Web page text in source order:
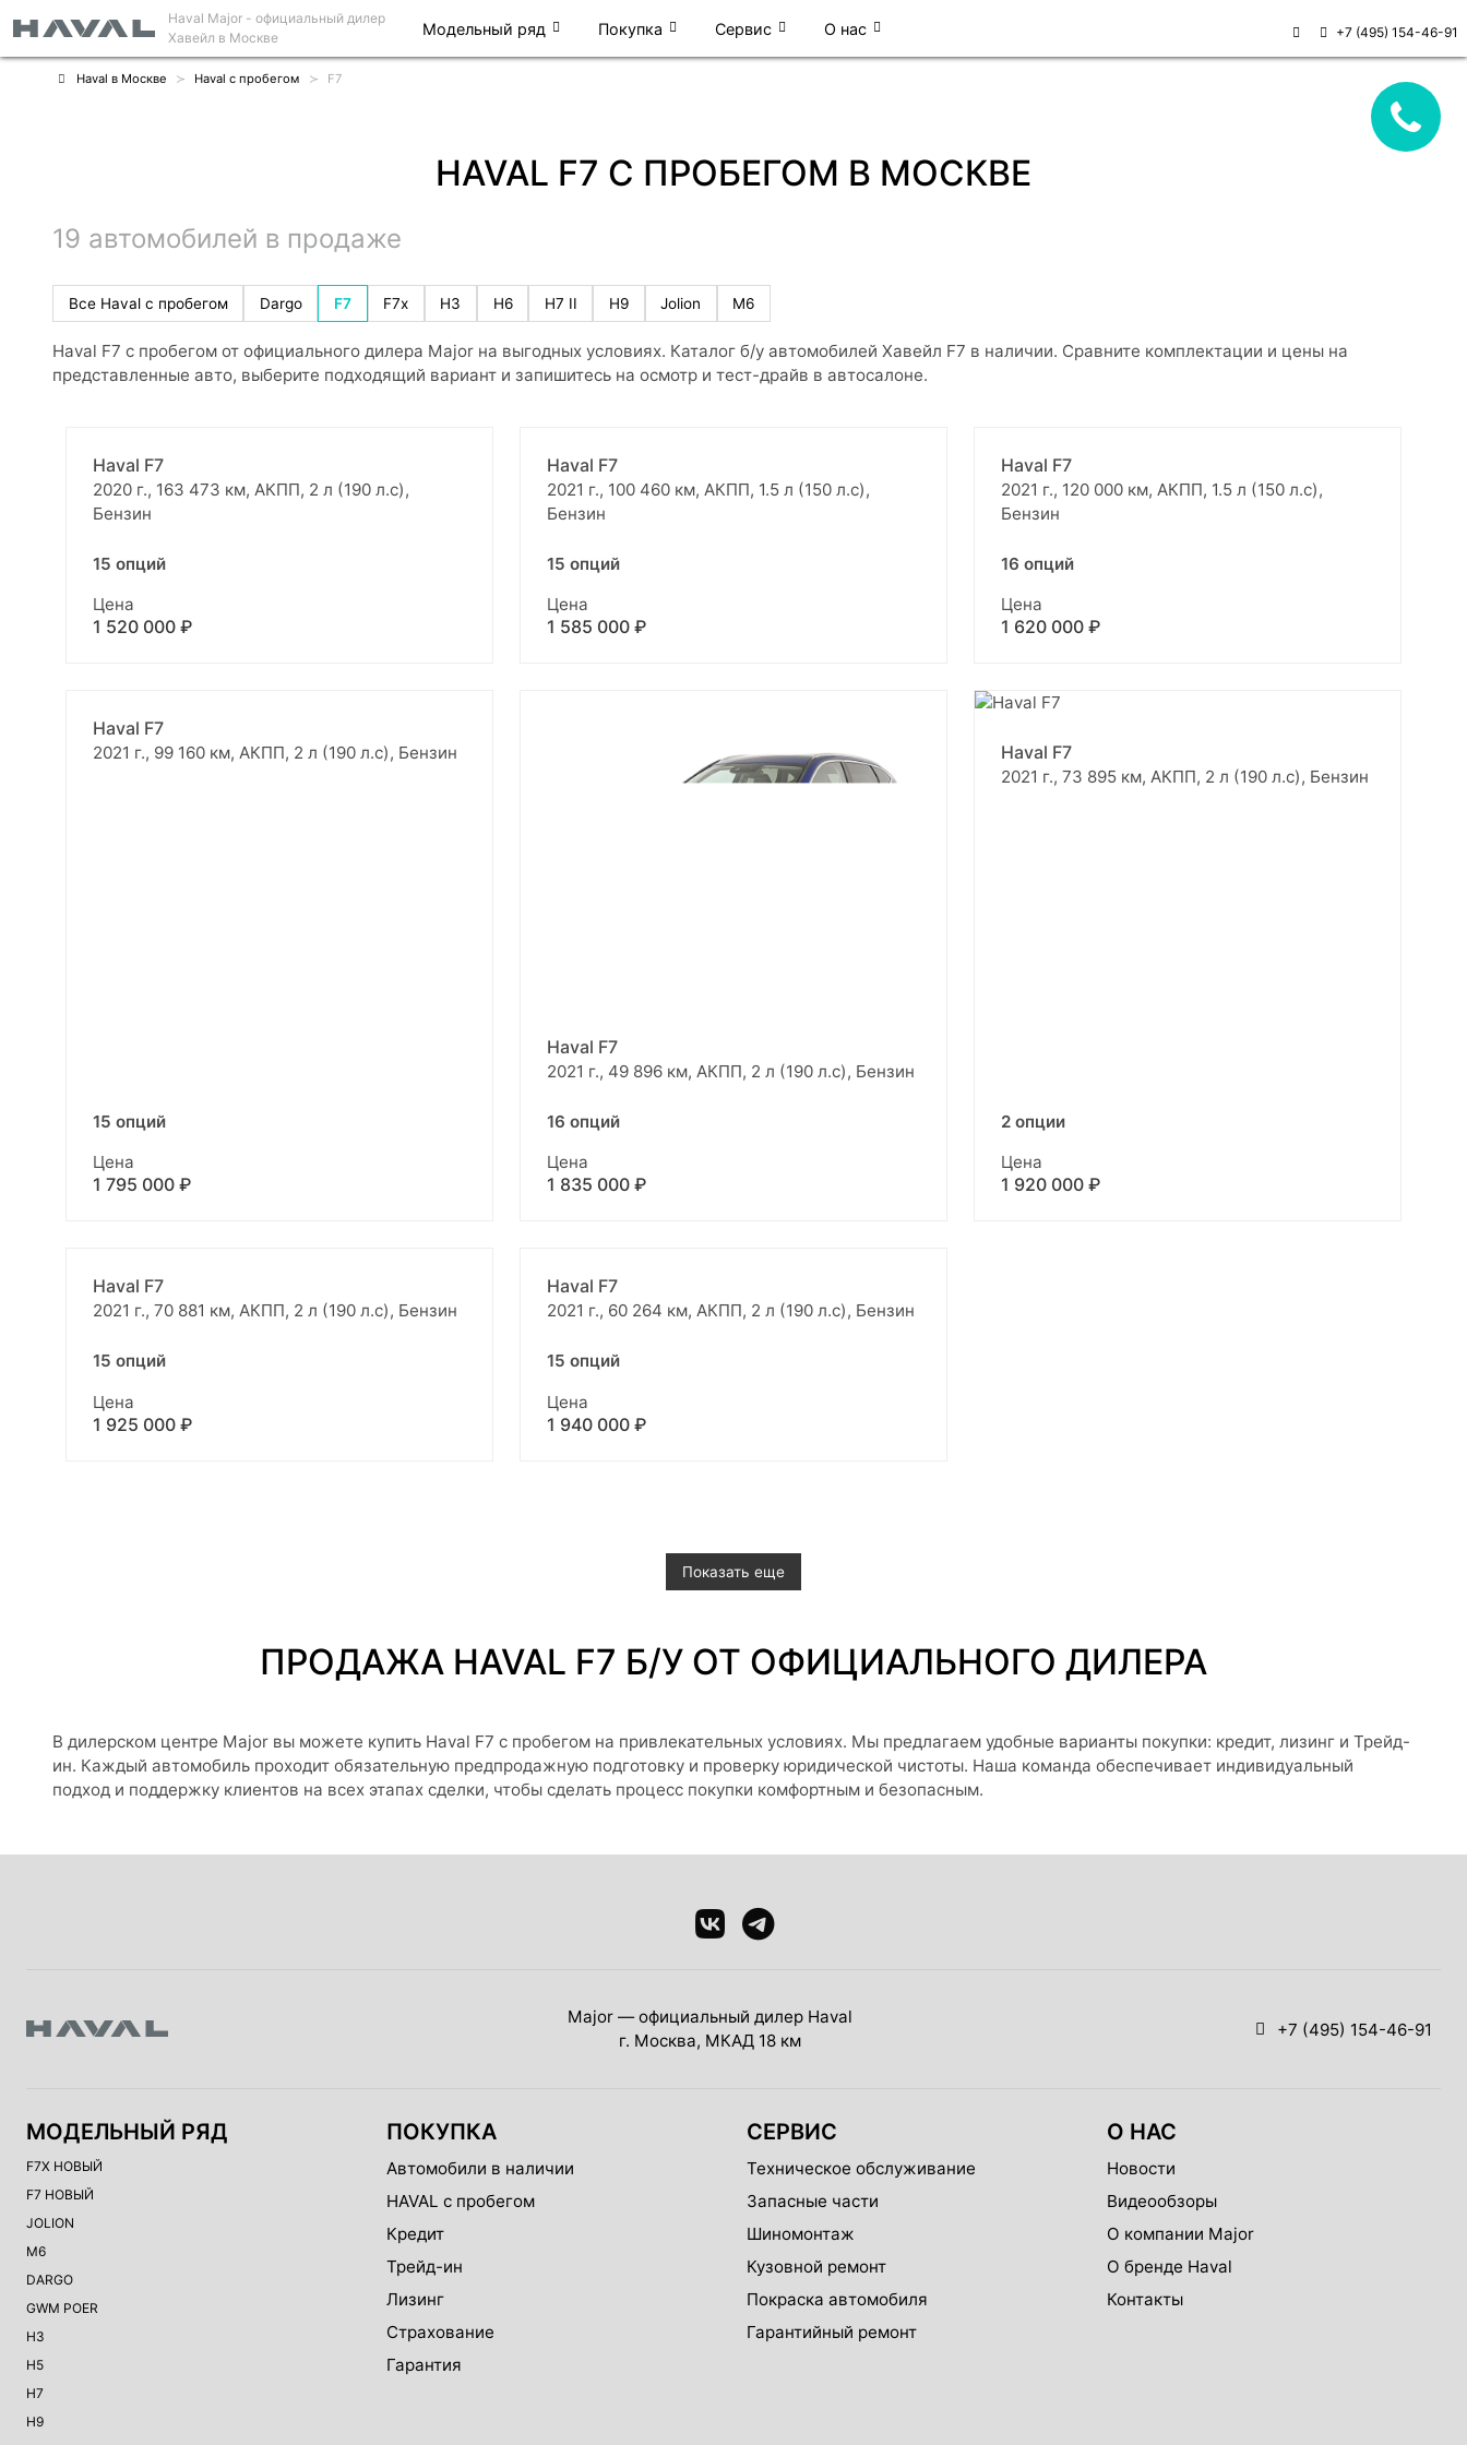
Haval Major - официальный дилер
Хавейл в Москве
Модельный ряд Покупка Сервис О нас +7 (495) 154-46-91
Haval в Москве Haval с пробегом F7
HAVAL F7 С ПРОБЕГОМ В МОСКВЕ
19 автомобилей в продаже
Все Haval с пробегом Dargo F7 F7x H3 H6 H7 II H9 Jolion M6
Haval F7 с пробегом от официального дилера Major на выгодных условиях. Каталог б/у автомобилей Хавейл F7 в наличии. Сравните комплектации и цены на
представленные авто, выберите подходящий вариант и запишитесь на осмотр и тест-драйв в автосалоне.
Haval F7
2020 г., 163 473 км, АКПП, 2 л (190 л.с),
Бензин
15 опций
Цена
1 520 000 ₽
Haval F7
2021 г., 100 460 км, АКПП, 1.5 л (150 л.с),
Бензин
15 опций
Цена
1 585 000 ₽
Haval F7
2021 г., 120 000 км, АКПП, 1.5 л (150 л.с),
Бензин
16 опций
Цена
1 620 000 ₽
Haval F7
2021 г., 99 160 км, АКПП, 2 л (190 л.с), Бензин
15 опций
Цена
1 795 000 ₽
Haval F7
2021 г., 49 896 км, АКПП, 2 л (190 л.с), Бензин
16 опций
Цена
1 835 000 ₽
Haval F7
2021 г., 73 895 км, АКПП, 2 л (190 л.с), Бензин
2 опции
Цена
1 920 000 ₽
Haval F7
2021 г., 70 881 км, АКПП, 2 л (190 л.с), Бензин
15 опций
Цена
1 925 000 ₽
Haval F7
2021 г., 60 264 км, АКПП, 2 л (190 л.с), Бензин
15 опций
Цена
1 940 000 ₽
Показать еще
ПРОДАЖА HAVAL F7 Б/У ОТ ОФИЦИАЛЬНОГО ДИЛЕРА
В дилерском центре Major вы можете купить Haval F7 с пробегом на привлекательных условиях. Мы предлагаем удобные варианты покупки: кредит, лизинг и Трейд-
ин. Каждый автомобиль проходит обязательную предпродажную подготовку и проверку юридической чистоты. Наша команда обеспечивает индивидуальный
подход и поддержку клиентов на всех этапах сделки, чтобы сделать процесс покупки комфортным и безопасным.
Major — официальный дилер Haval
г. Москва, МКАД 18 км
+7 (495) 154-46-91
МОДЕЛЬНЫЙ РЯД
F7X НОВЫЙ
F7 НОВЫЙ
JOLION
M6
DARGO
GWM POER
H3
H5
H7
H9
ПОКУПКА
Автомобили в наличии
HAVAL с пробегом
Кредит
Трейд-ин
Лизинг
Страхование
Гарантия
СЕРВИС
Техническое обслуживание
Запасные части
Шиномонтаж
Кузовной ремонт
Покраска автомобиля
Гарантийный ремонт
О НАС
Новости
Видеообзоры
О компании Major
О бренде Haval
Контакты